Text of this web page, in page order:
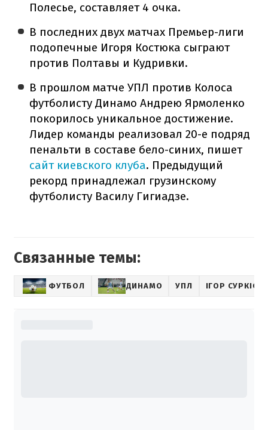
Полесье, составляет 4 очка.
В последних двух матчах Премьер-лиги
подопечные Игоря Костюка сыграют
против Полтавы и Кудривки.
В прошлом матче УПЛ против Колоса
футболисту Динамо Андрею Ярмоленко
покорилось уникальное достижение.
Лидер команды реализовал 20-е подряд
пенальти в составе бело-синих, пишет
сайт киевского клуба. Предыдущий
рекорд принадлежал грузинскому
футболисту Василу Гигиадзе.
Связанные темы:
ФУТБОЛ ДИНАМО УПЛ ІГОР СУРКІС